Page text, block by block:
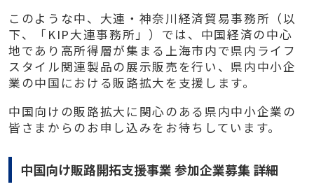
このような中、大連・神奈川経済貿易事務所（以
下、「KIP大連事務所」）では、中国経済の中心
地であり高所得層が集まる上海市内で県内ライフ
スタイル関連製品の展示販売を行い、県内中小企
業の中国における販路拡大を支援します。
中国向けの販路拡大に関心のある県内中小企業の
皆さまからのお申し込みをお待ちしています。
中国向け販路開拓支援事業 参加企業募集 詳細